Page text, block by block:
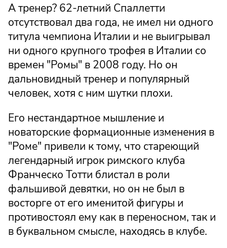
А тренер? 62-летний Спаллетти
отсутствовал два года, не имел ни одного
титула чемпиона Италии и не выигрывал
ни одного крупного трофея в Италии со
времен "Ромы" в 2008 году. Но он
дальновидный тренер и популярный
человек, хотя с ним шутки плохи.
Его нестандартное мышление и
новаторские формационные изменения в
"Роме" привели к тому, что стареющий
легендарный игрок римского клуба
Франческо Тотти блистал в роли
фальшивой девятки, но он не был в
восторге от его именитой фигуры и
противостоял ему как в переносном, так и
в буквальном смысле, находясь в клубе.